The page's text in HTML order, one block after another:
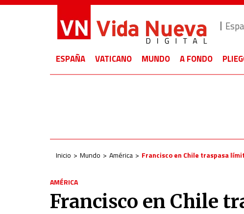
ESPAÑA VATICANO MUNDO A FONDO
Inicio Mundo América Francisco en Chile traspasa
AMÉRICA
Francisco en Chile